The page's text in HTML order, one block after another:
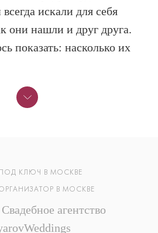
искали для себя
они нашли и друг друга.
показать: насколько их
КЛЮЧ В МОСКВЕ
В МОСКВЕ
агентство